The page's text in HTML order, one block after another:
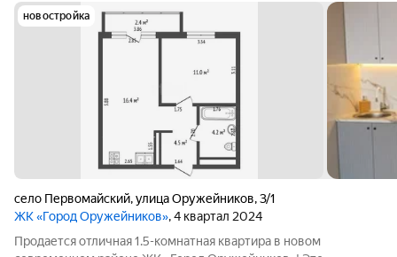
новостройка
село Первомайский,улица Оружейников,3/1
ЖК «Город Оружейников», 4 квартал 2024
Продается отличная 1.5-комнатная квартира в новом